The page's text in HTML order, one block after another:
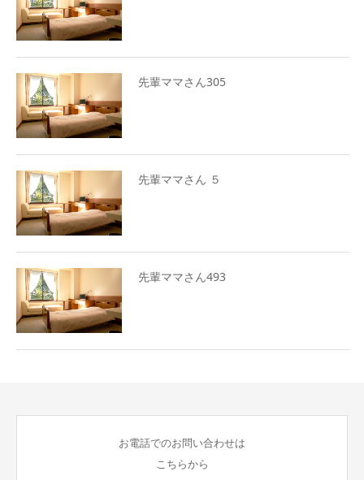
先輩ママさん305
先輩ママさん ５
先輩ママさん493
お電話でのお問い合わせは
こちらから